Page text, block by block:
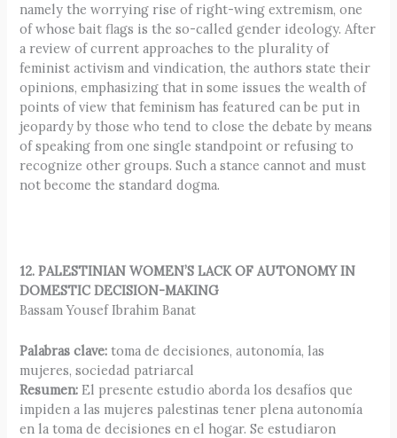
namely the worrying rise of right-wing extremism, one
of whose bait flags is the so-called gender ideology. After
a review of current approaches to the plurality of
feminist activism and vindication, the authors state their
opinions, emphasizing that in some issues the wealth of
points of view that feminism has featured can be put in
jeopardy by those who tend to close the debate by means
of speaking from one single standpoint or refusing to
recognize other groups. Such a stance cannot and must
not become the standard dogma.
12. PALESTINIAN WOMEN’S LACK OF AUTONOMY IN
DOMESTIC DECISION-MAKING
Bassam Yousef Ibrahim Banat
Palabras clave:toma de decisiones, autonomía, las
mujeres, sociedad patriarcal
Resumen:El presente estudio aborda los desafíos que
impiden a las mujeres palestinas tener plena autonomía
en la toma de decisiones en el hogar. Se estudiaron